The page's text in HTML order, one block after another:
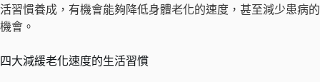
活習慣養成，有機會能夠降低身體老化的速度，甚至減少患病的
機會。
四大減緩老化速度的生活習慣